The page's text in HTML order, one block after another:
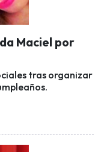
Maciel por
tras organizar